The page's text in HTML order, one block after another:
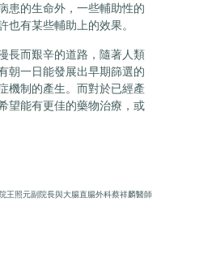
患的生命外，一些輔助性的
也有某些輔助上的效果。
長而艱辛的道路，隨著人類
朝一日能發展出早期篩選的
機制的產生。而對於已經產
望能有更佳的藥物治療，或
王照元副院長與大腸直腸外科蔡祥麟醫師